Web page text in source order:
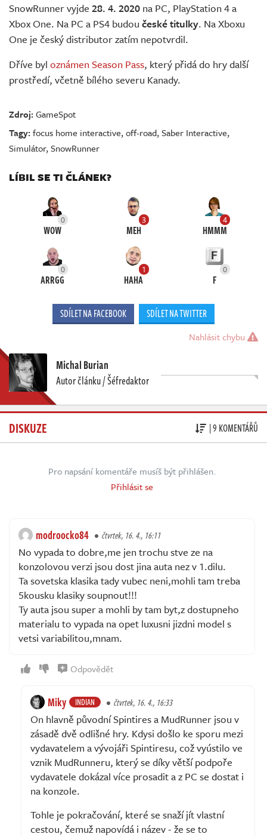
SnowRunner vyjde 28. 4. 2020 na PC, PlayStation 4 a
Xbox One. Na PC a PS4 budou české titulky. Na Xboxu
One je český distributor zatím nepotvrdil.
Dříve byl oznámen Season Pass, který přidá do hry další
prostředí, včetně bílého severu Kanady.
Zdroj:GameSpot
Tagy:focus home interactive,off-road,Saber Interactive,
Simulátor,SnowRunner
LÍBIL SE TI ČLÁNEK?
0
WOW
3
MEH
4
HMMM
0
ARRGG
1
HAHA
0
F
SDÍLET NA FACEBOOK SDÍLET NA TWITTER
Nahlásit chybu
Michal Burian
Autor článku / Šéfredaktor
DISKUZE | 9 KOMENTÁŘŮ
Pro napsání komentáře musíš být přihlášen.
Přihlásit se
modroocko84 čtvrtek, 16. 4., 16:11
No vypada to dobre,me jen trochu stve ze na
konzolovou verzi jsou dost jina auta nez v 1.dilu.
Ta sovetska klasika tady vubec neni,mohli tam treba
5kousku klasiky soupnout!!!
Ty auta jsou super a mohli by tam byt,z dostupneho
materialu to vypada na opet luxusni jizdni model s
vetsi variabilitou,mnam.
Odpovědět
Miky INDIAN čtvrtek, 16. 4., 16:33
On hlavně původní Spintires a MudRunner jsou v
zásadě dvě odlišné hry. Kdysi došlo ke sporu mezi
vydavatelem a vývojáři Spintiresu, což vyústilo ve
vznik MudRunneru, který se díky větší podpoře
vydavatele dokázal více prosadit a z PC se dostat i
na konzole.
Tohle je pokračování, které se snaží jít vlastní
cestou, čemuž napovídá i název - že se to